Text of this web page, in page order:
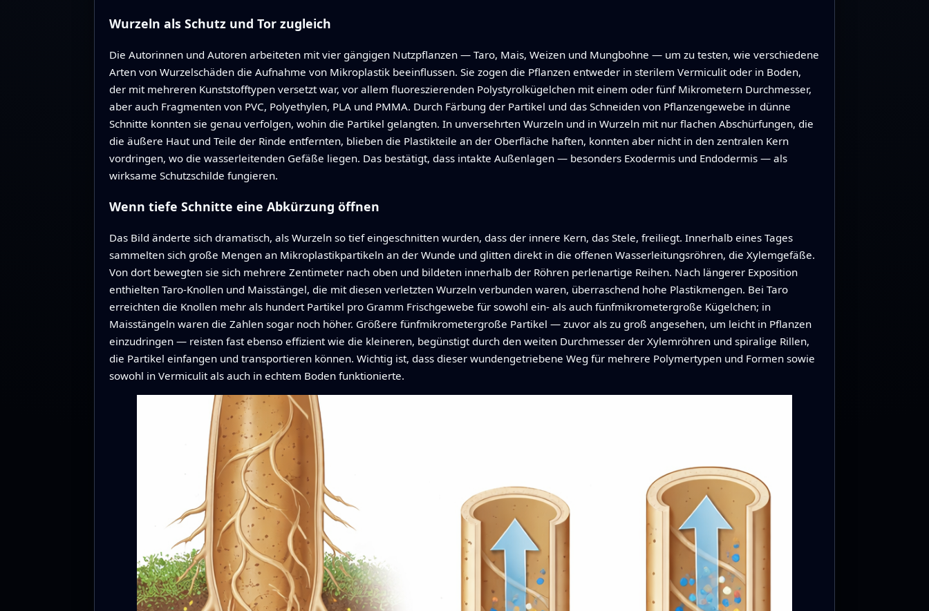
Wurzeln als Schutz und Tor zugleich
Die Autorinnen und Autoren arbeiteten mit vier gängigen Nutzpflanzen — Taro, Mais, Weizen und Mungbohne — um zu testen, wie verschiedene
Arten von Wurzelschäden die Aufnahme von Mikroplastik beeinflussen. Sie zogen die Pflanzen entweder in sterilem Vermiculit oder in Boden,
der mit mehreren Kunststofftypen versetzt war, vor allem fluoreszierenden Polystyrolkügelchen mit einem oder fünf Mikrometern Durchmesser,
aber auch Fragmenten von PVC, Polyethylen, PLA und PMMA. Durch Färbung der Partikel und das Schneiden von Pflanzengewebe in dünne
Schnitte konnten sie genau verfolgen, wohin die Partikel gelangten. In unversehrten Wurzeln und in Wurzeln mit nur flachen Abschürfungen, die
die äußere Haut und Teile der Rinde entfernten, blieben die Plastikteile an der Oberfläche haften, konnten aber nicht in den zentralen Kern
vordringen, wo die wasserleitenden Gefäße liegen. Das bestätigt, dass intakte Außenlagen — besonders Exodermis und Endodermis — als
wirksame Schutzschilde fungieren.
Wenn tiefe Schnitte eine Abkürzung öffnen
Das Bild änderte sich dramatisch, als Wurzeln so tief eingeschnitten wurden, dass der innere Kern, das Stele, freiliegt. Innerhalb eines Tages
sammelten sich große Mengen an Mikroplastikpartikeln an der Wunde und glitten direkt in die offenen Wasserleitungsröhren, die Xylemgefäße.
Von dort bewegten sie sich mehrere Zentimeter nach oben und bildeten innerhalb der Röhren perlenartige Reihen. Nach längerer Exposition
enthielten Taro-Knollen und Maisstängel, die mit diesen verletzten Wurzeln verbunden waren, überraschend hohe Plastikmengen. Bei Taro
erreichten die Knollen mehr als hundert Partikel pro Gramm Frischgewebe für sowohl ein- als auch fünfmikrometergroße Kügelchen; in
Maisstängeln waren die Zahlen sogar noch höher. Größere fünfmikrometergroße Partikel — zuvor als zu groß angesehen, um leicht in Pflanzen
einzudringen — reisten fast ebenso effizient wie die kleineren, begünstigt durch den weiten Durchmesser der Xylemröhren und spiralige Rillen,
die Partikel einfangen und transportieren können. Wichtig ist, dass dieser wundengetriebene Weg für mehrere Polymertypen und Formen sowie
sowohl in Vermiculit als auch in echtem Boden funktionierte.